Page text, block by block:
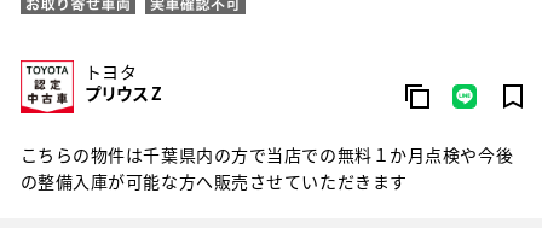
トヨタ
プリウス Z
こちらの物件は千葉県内の方で当店での無料１か月点検や今後
の整備入庫が可能な方へ販売させていただきます